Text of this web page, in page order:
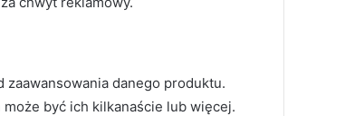
zaawansowania danego produktu.
być ich kilkanaście lub więcej.